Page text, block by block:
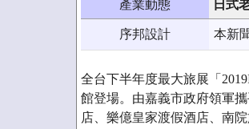
產業動態 日式
序邦設計 本新
全台下半年度最大旅展「
館登場。由嘉義市政府領軍
店、樂億皇家渡假酒店、南